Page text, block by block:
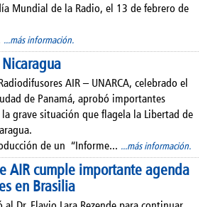
Mundial de la Radio, el 13 de febrero de
...más información.
AIR – UNARCA, celebrado el
de Panamá, aprobó importantes
grave situación que flagela la Libertad de
de un “Informe... ...más información.
AIR cumple importante agenda
en Brasilia